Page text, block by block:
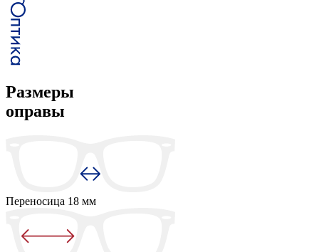
Размеры
оправы
Переносица 18 мм